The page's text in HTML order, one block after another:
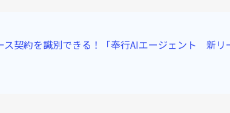
ス契約を識別できる！「奉行AIエージェント 新リ